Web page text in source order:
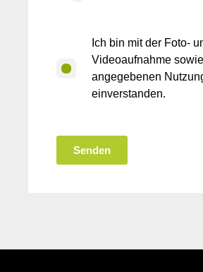
Ich bin mit der Foto-
Videoaufnahme
angegebenen
einverstanden.
Senden